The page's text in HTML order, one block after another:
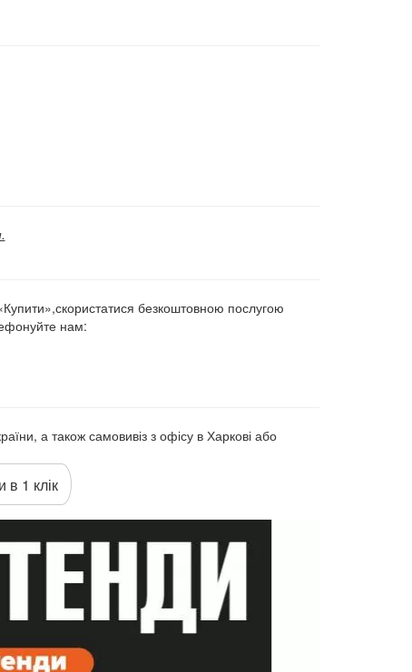
безкоштовною послугою
нам:
а також самовивіз з офісу в Харкові або
в 1 клік